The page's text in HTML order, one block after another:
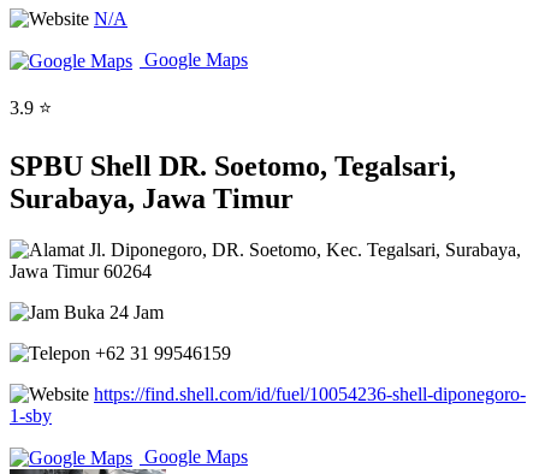
N/A
Google Maps
3.9 ⭐
SPBU Shell DR. Soetomo, Tegalsari,
Surabaya, Jawa Timur
Jl. Diponegoro, DR. Soetomo, Kec. Tegalsari, Surabaya,
Jawa Timur 60264
Buka 24 Jam
+62 31 99546159
https://find.shell.com/id/fuel/10054236-shell-diponegoro-
1-sby
Google Maps